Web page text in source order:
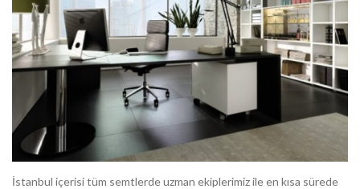
İstanbul içerisi tüm semtlerde uzman ekiplerimiz ile en kısa sürede